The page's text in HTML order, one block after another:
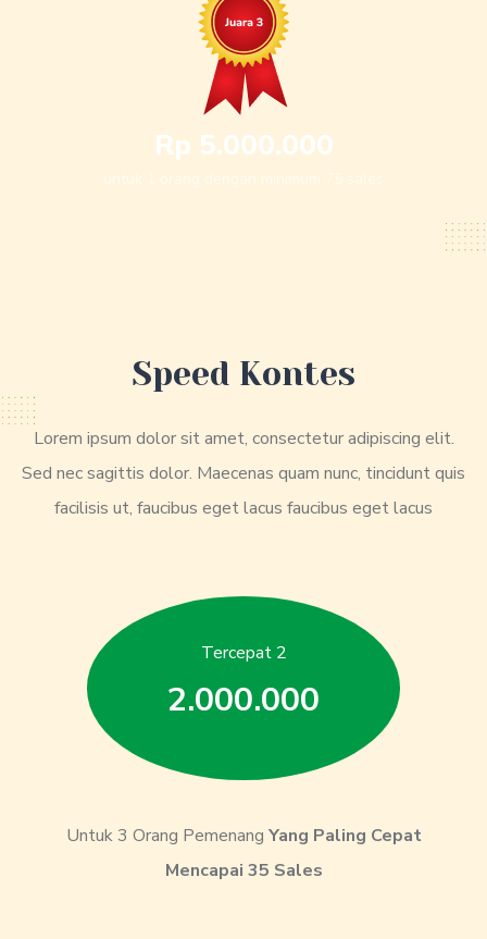
Rp 5.000.000
Speed Kontes
Lorem ipsum dolor sit amet, consectetur adipiscing elit.
Sed nec sagittis dolor. Maecenas quam nunc, tincidunt quis
facilisis ut, faucibus eget lacus faucibus eget lacus
Tercepat 2
2.000.000
Untuk 3 Orang Pemenang Yang Paling Cepat
Mencapai 35 Sales